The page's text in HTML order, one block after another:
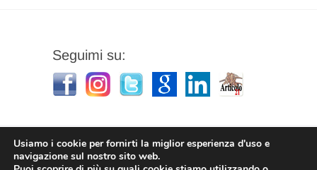
Seguimi su:
Usiamo i cookie per fornirti la miglior esperienza d'uso e
navigazione sul nostro sito web.